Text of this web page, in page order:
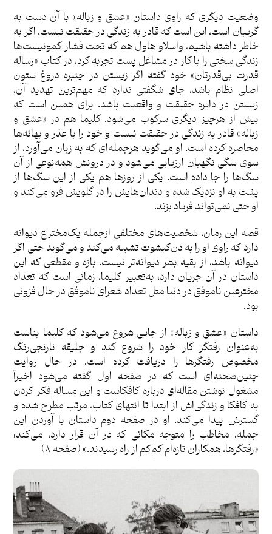
وضعیت دیگری که راوی داستان «عشق و زباله» با آن دست به
گریبان است، این است که قادر به زندگی در حقیقت نیست. اگر به
خاطر داشته باشیم، واسلاو هاول هم که تحت فشار کمونیست‌ها
زندگی سختی را با کار در مشاغل پست تجربه کرد، در کتاب «رساله
قدرت بی‌قدرتان» خود گفته اگر زیستن در چنبره دروغ ستون
اصلی نظام باشد، جای شگفتی ندارد که مهم‌ترین تهدید آن،
زیستن در دایره حقیقت و واقعیت باشد. برای همین است که
بیش از هرچیز دیگری سرکوب می‌شود. کلیما هم در «عشق و
زباله» قادر به زندگی در حقیقت نیست و خود را با عذر و بهانه‌ها
محاصره کرده است. او می‌گوید هرجمله‌ای که به زبان می‌آورد، از
سوی سگی نگهبان ارزیابی می‌شود و در درونش همه‌نوعی از آن
سگ‌ها را جا داده است. یکی از روزها هم یکی از این سگ‌ها از
پشت به او نزدیک شده و دندان‌هایش را در گلویش فرو می‌کند و
او حتی نمی‌تواند فریاد بزند.
قصه این رمان، شخصیت‌های مختلفی ازجمله یک‌مخترع دیوانه
دارد که راوی او را به دن‌کیشوت تشبیه می‌کند و می‌گوید حتی اگر
دیوانه باشد، از بقیه بشر دیوانه‌تر نیست. بازه و مقطعی که این
داستان در آن جریان دارد، به‌تعبیر کلیما، زمانی است که تعداد
مخترعین ناموفق در دنیا مثل تعداد شعرای ناموفق در حال فزونی
بود.
داستان «عشق و زباله» از جایی شروع می‌شود که کلیما بناست
به‌عنوان رفتگر کار خود را شروع کند و جلیقه نارنجی‌رنگ
مخصوص رفتگرها را دریافت کرده است. در حال روایت
چنین‌صحنه‌ای است که در صفحه اول گفته می‌شود اخیراً
مشغول نوشتن مقاله‌ای درباره کافکاست و این مساله فکر کردن
به کافکا و زندگی‌اش از ابتدا تا انتهای کتاب، مرتب مطرح شده و
گسترش پیدا می‌کند. او در صفحه دوم داستان با آوردن این
جمله، مخاطب را متوجه مکانی که در آن قرار دارد، می‌کند:
«رفتگرها، همکاران تازه‌ام کم‌کم از راه رسیدند.» (صفحه ۸)